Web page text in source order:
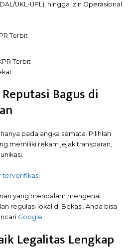
UKL-UPL), hingga Izin Operasional
Terbit
Bagus di
pada angka semata. Pilihlah
memiliki rekam jejak transparan,
terverifikasi
yang mendalam mengenai
regulasi lokal di Bekasi. Anda bisa
Google
Legalitas Lengkap